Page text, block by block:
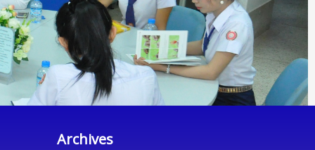
Archives